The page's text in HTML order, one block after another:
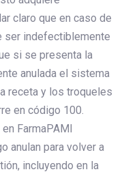
claro que en caso de
ser indefectiblemente
si se presenta la
anulada el sistema
receta y los troqueles
en código 100.
FarmaPAMI
anulan para volver a
incluyendo en la